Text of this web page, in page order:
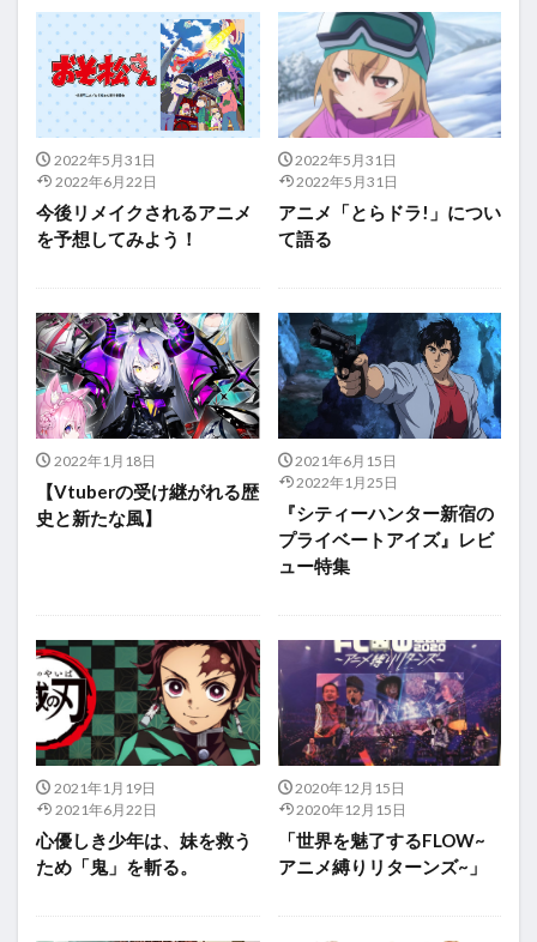
2022年5月31日
2022年6月22日
今後リメイクされるアニメ
を予想してみよう！
2022年5月31日
2022年5月31日
アニメ「とらドラ!」につい
て語る
2022年1月18日
【Vtuberの受け継がれる歴
史と新たな風】
2021年6月15日
2022年1月25日
『シティーハンター新宿の
プライベートアイズ』レビ
ュー特集
2021年1月19日
2021年6月22日
心優しき少年は、妹を救う
ため「鬼」を斬る。
2020年12月15日
2020年12月15日
「世界を魅了するFLOW~
アニメ縛りリターンズ~」